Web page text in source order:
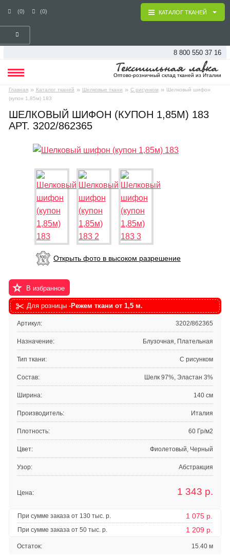
(0) (0)
8 800 550 37 16
Оптово-розничный склад тканей из Италии
Главная » Каталог тканей » Шелковые ткани » С рисунком » Шелковый шифон
(купон 1,85м) 183
КАТАЛОГ ТКАНЕЙ
ШЕЛКОВЫЙ ШИФОН (КУПОН 1,85М) 183
АРТ. 3202/862365
Открыть фото в высоком разрешение
В избранное
Для розницы -Режем ткани от 1,5 м.
Артикул: 3202/862365
Назначение: Блузочная, Плательная
Тип ткани: С рисунком
Состав: Шелк 97%, Эластан 3%
Ширина: 140 см
Производитель: Италия
Плотность: 60 Гр/м2
Цвет: Фиолетовый, Черный
Узор: Абстракция
Цена: 1 343 р.
При сумме заказа от 130 тыс. р. 1 075 р.
При сумме заказа от 50 тыс. р. 1 209 р.
Остаток: 15.40 м